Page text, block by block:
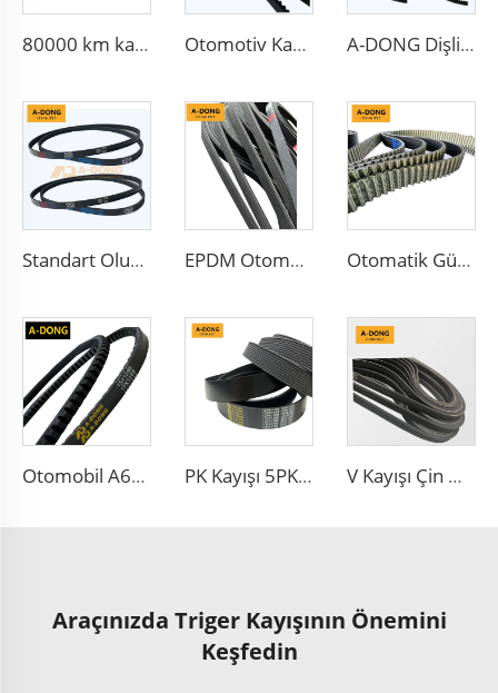
80000 km kaliteli çok kanallı Poly-V Kayışlar, Poly-V-Kayışlar/ Mikro V Kanatlı ve Sinüs kayışlar tahrik kayışları - Çin fabrikası/OEM hizmeti Otomotiv Kauçuk Dişli V Kayışı A-DONG Dişli Kayış Yüksek Performanslı Şanzıman Kayışları
Standart Oluklu Şanzıman Kayışı 6PK1140 Otomobiller İçin EPDM Otomobil Kayışları 8PK2895 Kauçuk Kayışlar Kamyon Fan Kayışları 10PK Otomatik Güç Aktarım Zamanlama Kayışı Yeni Ürün Özelleştirilebilir OEM Kauçuk Malzeme
Otomobil A65 A66 A67 A68 A69 V-KAYIŞ Dişli Kayış Kauçuk BX70 V Fan Kayışı PK Kayışı 5PK1650 Otomatik Jeneratör V-Kayışı Oluklu Kayış 5PK865 V Kayışı Çin Üreticisi Motor Kayışı 6PK2563 Ribbed PK 5PK692 Fan Tahrik Kayışı
Araçınızda Triger Kayışının Önemini
Keşfedin